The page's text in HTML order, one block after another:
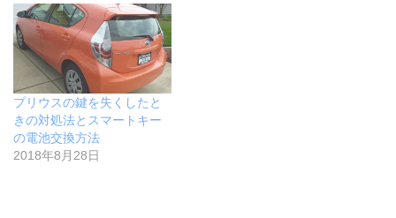
プリウスの鍵を失くしたと
きの対処法とスマートキー
の電池交換方法
2018年8月28日